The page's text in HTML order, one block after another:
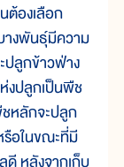
องเลือก
างพันธุ์มีความ
ปลูกข้าวฟ่าง
งปลูกเป็นพืช
หลักจะปลูก
อในขณะที่มี